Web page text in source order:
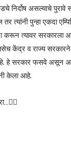
निर्दोष असल्याचे पुरावे
त्यांनी पुन्हा एकदा
त्यावर सरकारला
केंद्र व राज्य सरकारने
हे सरकार फसवे असून
केला आहे.